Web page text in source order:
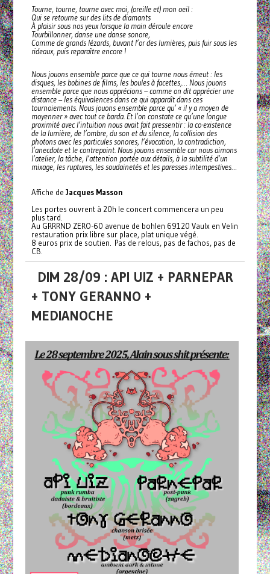
Tourne, tourne, tourne avec moi, (oreille et) mon oeil :
Qui se retourne sur des lits de diamants
À plaisir sous nos yeux lorsque la main déroule encore
Tourbillonner, danse une danse sonore,
Comme de grands lézards, buvant l’or des lumières, puis fuir sous les
rideaux, puis reparaître encore !
Nous jouons ensemble parce que ce qui tourne nous émeut : les
disques, les bobines de films, les boules à facettes,… Nous jouons
ensemble parce que nous apprécions – comme on dit apprécier une
distance – les équivalences dans ce qui apparaît dans ces
tournoiements. Nous jouons ensemble parce qu’ « il y a moyen de
moyenner » avec tout ce barda. Et l’on constate ce qu’une longue
proximité avec l’intuition nous avait fait pressentir : la co-existence
de la lumière, de l’ombre, du son et du silence, la collision des
photons avec les particules sonores, l’évocation, la contradiction,
l’anecdote et le contrepoint. Nous jouons ensemble car nous aimons
l’atelier, la tâche, l’attention portée aux détails, à la subtilité d’un
mixage, les ruptures, les soudainetés et les paresses intempestives…
Affiche de Jacques Masson
Les portes ouvrent à 20h le concert commencera un peu
plus tard.
Au GRRRND ZERO-60 avenue de bohlen 69120 Vaulx en Velin
restauration prix libre sur place, plat unique végé.
8 euros prix de soutien. Pas de relous, pas de fachos, pas de
CB.
DIM 28/09 : API UIZ + PARNEPAR
+ TONY GERANNO +
MEDIANOCHE